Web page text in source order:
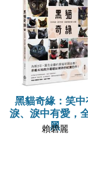
黑貓奇緣：笑中
淚、淚中有愛，
黑
賴碧麗